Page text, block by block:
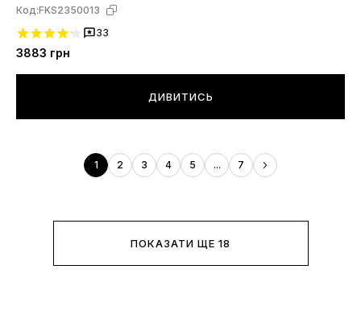
Код:FKS2350013
33
3883 грн
ДИВИТИСЬ
1 2 3 4 5 ... 7
ПОКАЗАТИ ЩЕ 18